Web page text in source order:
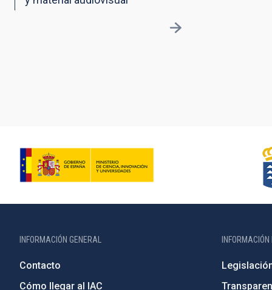
INFORMACIÓN GENERAL
Contacto
Cómo llegar al IAC
INFORMACIÓN